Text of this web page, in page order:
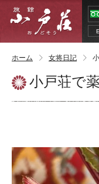
ホーム 女将日記
小戸荘で